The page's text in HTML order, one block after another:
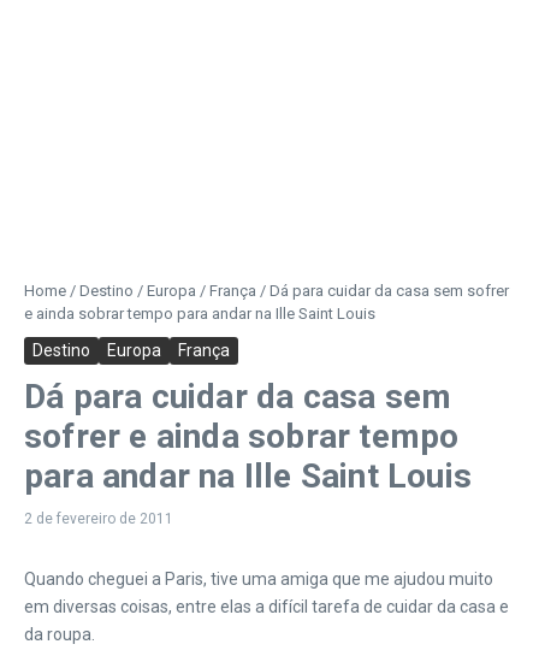
Home / Destino / Europa / França / Dá para cuidar da casa sem sofrer
e ainda sobrar tempo para andar na Ille Saint Louis
Destino Europa França
Dá para cuidar da casa sem
sofrer e ainda sobrar tempo
para andar na Ille Saint Louis
2 de fevereiro de 2011
Quando cheguei a Paris, tive uma amiga que me ajudou muito
em diversas coisas, entre elas a difícil tarefa de cuidar da casa e
da roupa.